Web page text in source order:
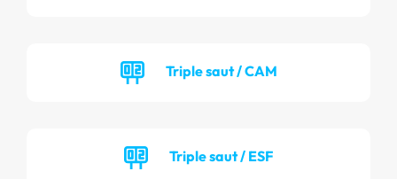
Triple saut / CAM
Triple saut / ESF